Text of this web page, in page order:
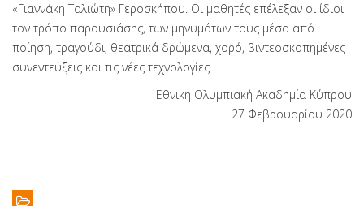
«Γιαννάκη Ταλιώτη» Γεροσκήπου. Οι μαθητές επέλεξαν οι ίδιοι
τον τρόπο παρουσιάσης, των μηνυμάτων τους μέσα από
ποίηση, τραγούδι, θεατρικά δρώμενα, χορό, βιντεοσκοπημένες
συνεντεύξεις και τις νέες τεχνολογίες.
Εθνική Ολυμπιακή Ακαδημία Κύπρου
27 Φεβρουαρίου 2020